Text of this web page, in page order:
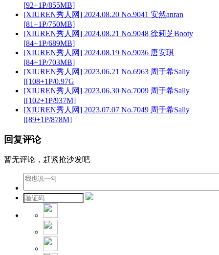
[92+1P/855MB]
[XIUREN秀人网] 2024.08.20 No.9041 安然anran
[81+1P/750MB]
[XIUREN秀人网] 2024.08.21 No.9048 徐莉芝Booty
[84+1P/689MB]
[XIUREN秀人网] 2024.08.19 No.9036 唐安琪
[84+1P/703MB]
[XIUREN秀人网] 2023.06.21 No.6963 周于希Sally
[[108+1P/0.97G
[XIUREN秀人网] 2023.06.30 No.7009 周于希Sally
[[102+1P/937M]
[XIUREN秀人网] 2023.07.07 No.7049 周于希Sally
[[89+1P/878M]
回复评论
暂无评论，赶紧抢沙发吧